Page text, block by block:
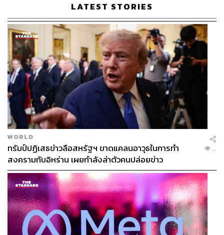
LATEST STORIES
WORLD
ทรัมป์ปฏิเสธข่าวลือสหรัฐฯ ขาดแคลนอาวุธในการทำ
สงครามกับอิหร่าน เผยกำลังล่าตัวคนปล่อยข่าว
...